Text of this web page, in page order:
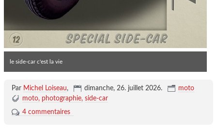
le side-car c'est la vie
Par Michel Loiseau, dimanche, 26. juillet 2026.
moto
moto photographie side-car
4 commentaires